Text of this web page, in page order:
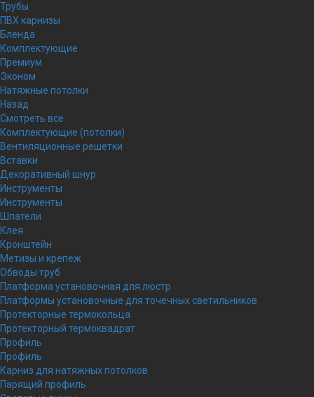
Трубы
ПВХ карнизы
Бленда
Комплектующие
Премиум
Эконом
Натяжные потолки
Назад
Смотреть все
Комплектующие (потолки)
Вентиляционные решетки
Вставки
Декоративный шнур
Инструменты
Инструменты
Шпатели
Клея
Кронштейн
Метизы и крепеж
Обводы труб
Платформа установочная для люстр
Платформы установочные для точечных светильников
Протекторные термокольца
Протекторный термоквадрат
Профиль
Профиль
Карниз для натяжных потолков
Парящий профиль